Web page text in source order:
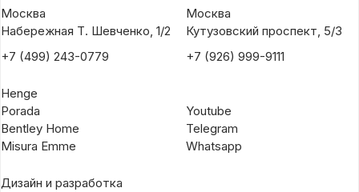
Москва
Набережная Т. Шевченко, 1/2
+7 (499) 243-0779
Москва
Кутузовский проспект, 5/3
+7 (926) 999-9111
Henge
Porada
Bentley Home
Misura Emme
Youtube
Telegram
Whatsapp
Дизайн и разработка